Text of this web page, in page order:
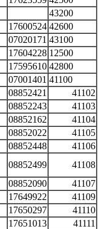
43200
17600524 42600
07020171 43100
17604228 12500
17595610 42800
07001401 41100
08852421
41102
08852243
41103
08852162
41104
08852022
41105
08852448
41106
08852499
41108
08852090
41107
17649922
41109
17650297
41110
17651013
41111